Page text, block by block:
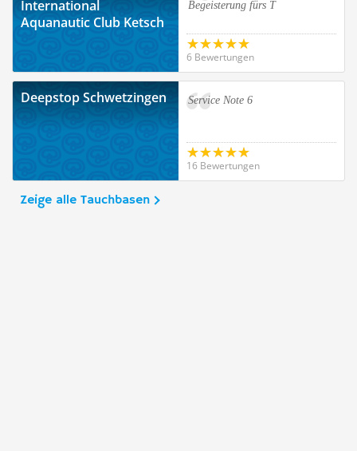
International
Aquanautic Club Ketsch
Begeisterung fürs T
6 Bewertungen
Deepstop Schwetzingen Service Note 6
16 Bewertungen
Zeige alle Tauchbasen